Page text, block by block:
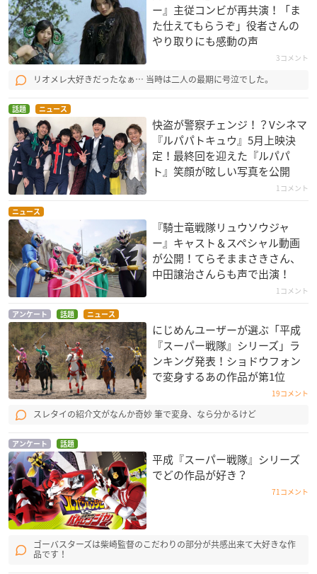
ー』主従コンビが再共演！「ま
た仕えてもらうぞ」役者さんの
やり取りにも感動の声
3コメント
リオメレ大好きだったなぁ… 当時は二人の最期に号泣でした。
話題 ニュース
快盗が警察チェンジ！？Vシネマ
『ルパパトキュウ』5月上映決
定！最終回を迎えた『ルパパ
ト』笑顔が眩しい写真を公開
1コメント
ニュース
『騎士竜戦隊リュウソウジャ
ー』キャスト＆スペシャル動画
が公開！てらそままさきさん、
中田譲治さんらも声で出演！
1コメント
アンケート 話題 ニュース
にじめんユーザーが選ぶ「平成
『スーパー戦隊』シリーズ」ラ
ンキング発表！ショドウフォン
で変身するあの作品が第1位
19コメント
スレタイの紹介文がなんか奇妙 筆で変身、なら分かるけど
アンケート 話題
平成『スーパー戦隊』シリーズ
でどの作品が好き？
71コメント
ゴーバスターズは柴崎監督のこだわりの部分が共感出来て大好きな作
品です！